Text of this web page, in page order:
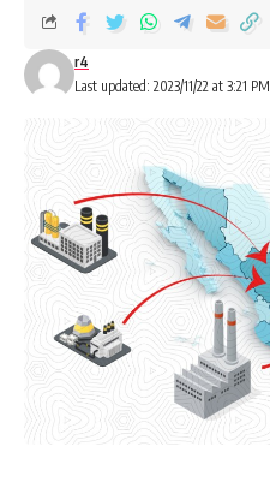
Last updated: 2023/11/22 at 3:21 PM
r4